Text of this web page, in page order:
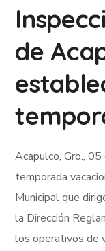
de
Acapulco, Gro.,
temporada
Municipal que
la Dirección
los operativos de